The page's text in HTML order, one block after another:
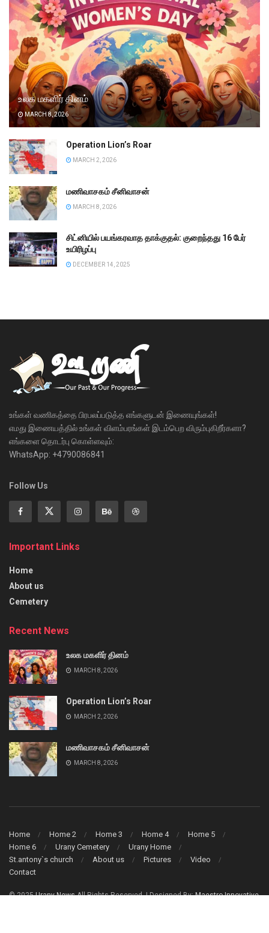
உலக மகளிர் தினம்
MARCH 8, 2026
Operation Lion’s Roar
MARCH 2, 2026
மணிவாசகம் சீனிவாசன்
MARCH 8, 2026
சிட்னியில் பயங்கரவாத தாக்குதல்: குறைந்தது 16 பேர்
உயிரிழப்பு
DECEMBER 14, 2025
உங்கள் வணிகத்தை பிரபலப்படுத்த எங்களுடன் இணையுங்கள்!
எமது இணையத்தில் உங்கள் விளம்பரங்கள் இடம்பெற விரும்புகிறீர்களா?
எங்களை தொடர்பு கொள்ளவும்:
WhatsApp: +4790086841
Follow Us
Important Links
Home
About us
Cemetery
Recent News
உலக மகளிர் தினம்
MARCH 8, 2026
Operation Lion’s Roar
MARCH 2, 2026
மணிவாசகம் சீனிவாசன்
MARCH 8, 2026
Home Home 2 Home 3 Home 4
Home 5
Home 6
Urany Cemetery
Urany Home
St.antony`s church
About us Pictures
Video
Contact
© 2025Urany NewsAll Rights Reserved. | Designed By:Maestro Innovative